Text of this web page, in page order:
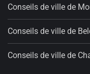
Conseils de ville de
Conseils de ville de
Conseils de ville de